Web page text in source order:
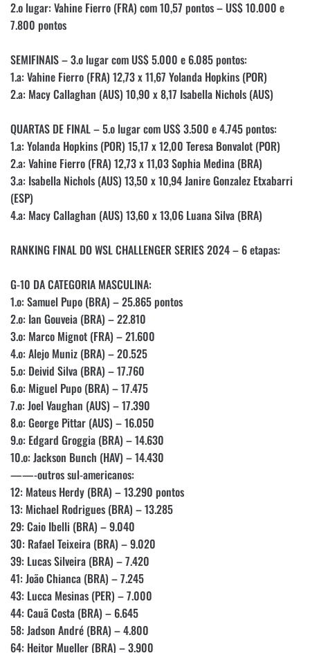
2.o lugar: Vahine Fierro (FRA) com 10,57 pontos – US$ 10.000 e
7.800 pontos
SEMIFINAIS – 3.o lugar com US$ 5.000 e 6.085 pontos:
1.a: Vahine Fierro (FRA) 12,73 x 11,67 Yolanda Hopkins (POR)
2.a: Macy Callaghan (AUS) 10,90 x 8,17 Isabella Nichols (AUS)
QUARTAS DE FINAL – 5.o lugar com US$ 3.500 e 4.745 pontos:
1.a: Yolanda Hopkins (POR) 15,17 x 12,00 Teresa Bonvalot (POR)
2.a: Vahine Fierro (FRA) 12,73 x 11,03 Sophia Medina (BRA)
3.a: Isabella Nichols (AUS) 13,50 x 10,94 Janire Gonzalez Etxabarri
(ESP)
4.a: Macy Callaghan (AUS) 13,60 x 13,06 Luana Silva (BRA)
RANKING FINAL DO WSL CHALLENGER SERIES 2024 – 6 etapas:
G-10 DA CATEGORIA MASCULINA:
1.o: Samuel Pupo (BRA) – 25.865 pontos
2.o: Ian Gouveia (BRA) – 22.810
3.o: Marco Mignot (FRA) – 21.600
4.o: Alejo Muniz (BRA) – 20.525
5.o: Deivid Silva (BRA) – 17.760
6.o: Miguel Pupo (BRA) – 17.475
7.o: Joel Vaughan (AUS) – 17.390
8.o: George Pittar (AUS) – 16.050
9.o: Edgard Groggia (BRA) – 14.630
10.o: Jackson Bunch (HAV) – 14.430
——-outros sul-americanos:
12: Mateus Herdy (BRA) – 13.290 pontos
13: Michael Rodrigues (BRA) – 13.285
29: Caio Ibelli (BRA) – 9.040
30: Rafael Teixeira (BRA) – 9.020
39: Lucas Silveira (BRA) – 7.420
41: João Chianca (BRA) – 7.245
43: Lucca Mesinas (PER) – 7.000
44: Cauã Costa (BRA) – 6.645
58: Jadson André (BRA) – 4.800
64: Heitor Mueller (BRA) – 3.900